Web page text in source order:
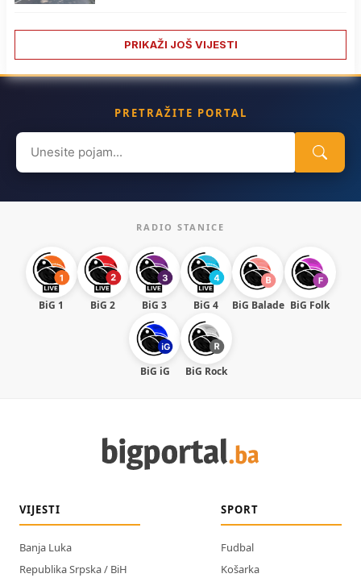
PRIKAŽI JOŠ VIJESTI
PRETRAŽITE PORTAL
Search
for:
RADIO STANICE
BiG 1 BiG 2 BiG 3 BiG 4 BiG Balade BiG Folk
BiG iG BiG Rock
VIJESTI
Banja Luka
Republika Srpska / BiH
SPORT
Fudbal
Košarka